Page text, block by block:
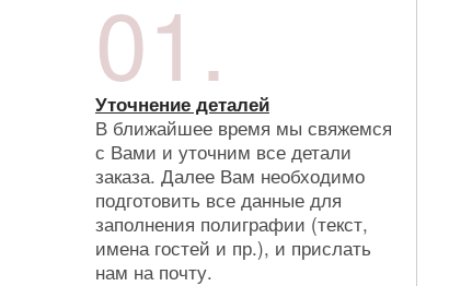
01.
Уточнение деталей
В ближайшее время мы свяжемся
с Вами и уточним все детали
заказа. Далее Вам необходимо
подготовить все данные для
заполнения полиграфии (текст,
имена гостей и пр.), и прислать
нам на почту.